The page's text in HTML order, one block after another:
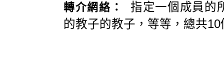
轉介網絡：
指定一個成員的
的教子的教子，等等，總共